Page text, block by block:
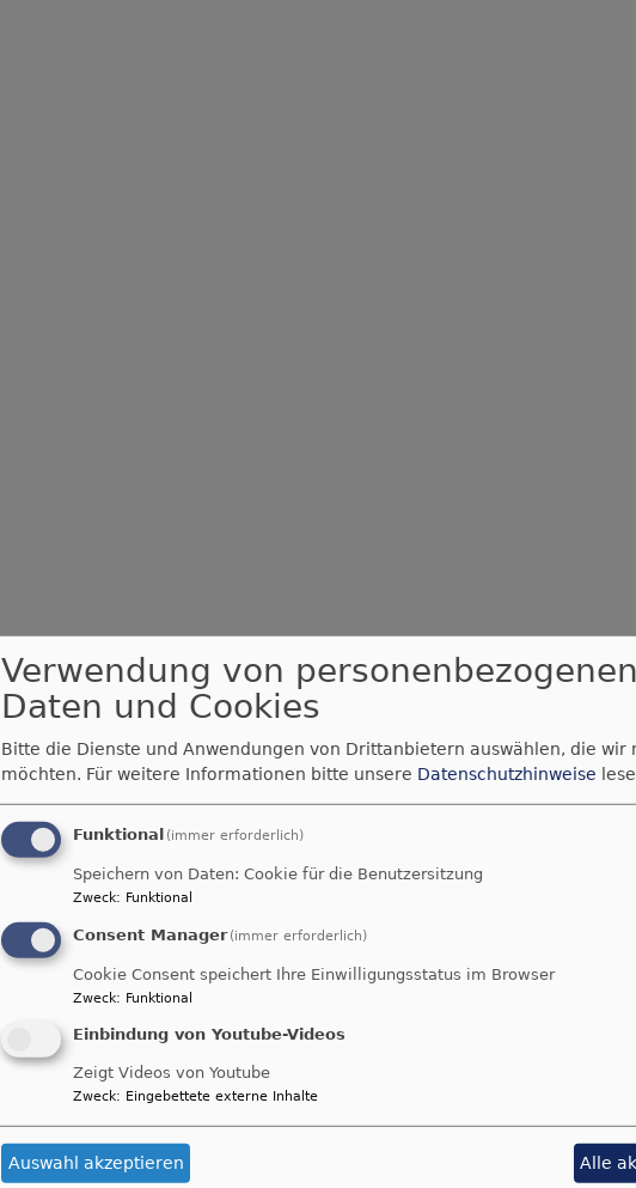
Verwendung von personenbezogenen
Daten und Cookies
Bitte die Dienste und Anwendungen von Drittanbietern auswählen, die wir
möchten. Für weitere Informationen bitte unsere Datenschutzhinweise
Funktional (immer erforderlich)
Speichern von Daten: Cookie für die Benutzersitzung
Zweck: Funktional
Consent Manager (immer erforderlich)
Cookie Consent speichert Ihre Einwilligungsstatus im Browser
Zweck: Funktional
Einbindung von Youtube-Videos
Zeigt Videos von Youtube
Zweck: Eingebettete externe Inhalte
Auswahl akzeptieren Alle